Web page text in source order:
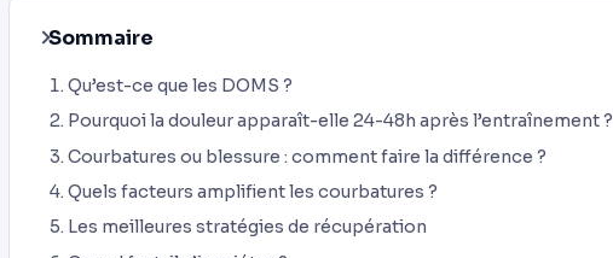
Sommaire
Qu’est-ce que les DOMS ?
Pourquoi la douleur apparaît-elle 24-48h après l’entraînement ?
Courbatures ou blessure : comment faire la différence ?
Quels facteurs amplifient les courbatures ?
Les meilleures stratégies de récupération